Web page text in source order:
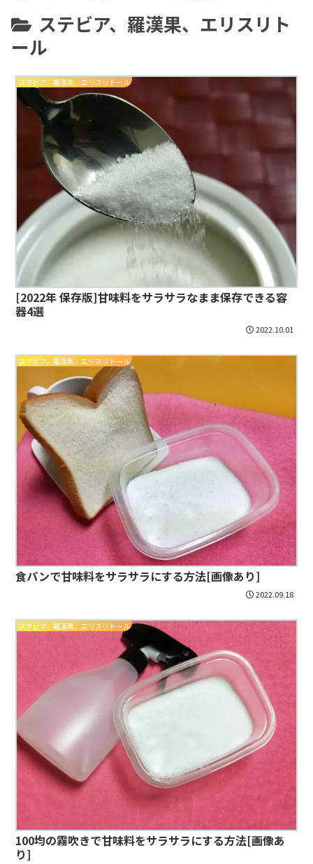
ステビア、羅漢果、エリスリト
ール
ステビア、羅漢果、エリスリトール
[2022年 保存版]甘味料をサラサラなまま保存できる容
器4選
2022.10.01
ステビア、羅漢果、エリスリトール
食パンで甘味料をサラサラにする方法[画像あり]
2022.09.18
ステビア、羅漢果、エリスリトール
100均の霧吹きで甘味料をサラサラにする方法[画像あ
り]